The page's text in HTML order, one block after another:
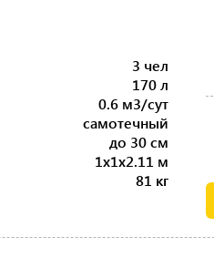
3 чел
170 л
0.6 м3/сут
самотечный
до 30 см
1x1x2.11 м
81 кг